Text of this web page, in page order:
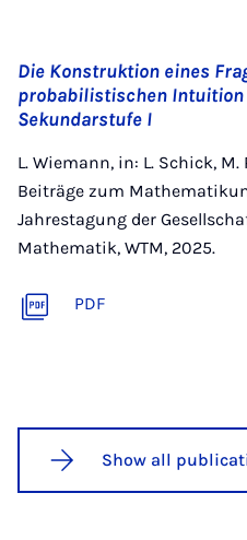
Die Konstruktion eines
probabilistischen Intuition
Sekundarstufe I
L. Wiemann, in: L. Schick, M.
Beiträge zum
Jahrestagung der
Mathematik, WTM, 2025.
PDF
Show all